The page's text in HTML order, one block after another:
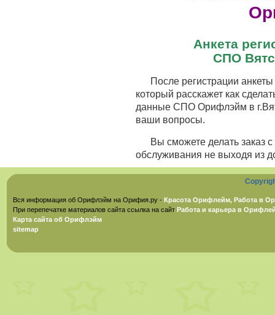
Анкета
СПО
После регистрации
который расскажет как
данные СПО Орифлэйм в
ваши вопросы.
Вы сможете делать заказ
обслуживания не выходя из
Вся информация об Орифлэйм на Орифия.ру - Красота Орифлейм, Работа в
При перепечатке материалов сайта ссылка на сайт Работа и карьера в
Карта сайта об Орифлэйм
sitemap